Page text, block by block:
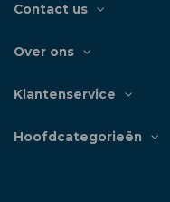
Contact us
Over ons
Klantenservice
Hoofdcategorieën